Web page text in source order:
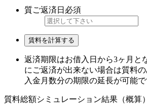
質ご返済日 必須
賃料を計算する
返済期限はお借入日から3ヶ月と
にご返済が出来ない場合は質料
入金月数分の期限の延長が可能で
質料総額シミュレーション結果（概算）